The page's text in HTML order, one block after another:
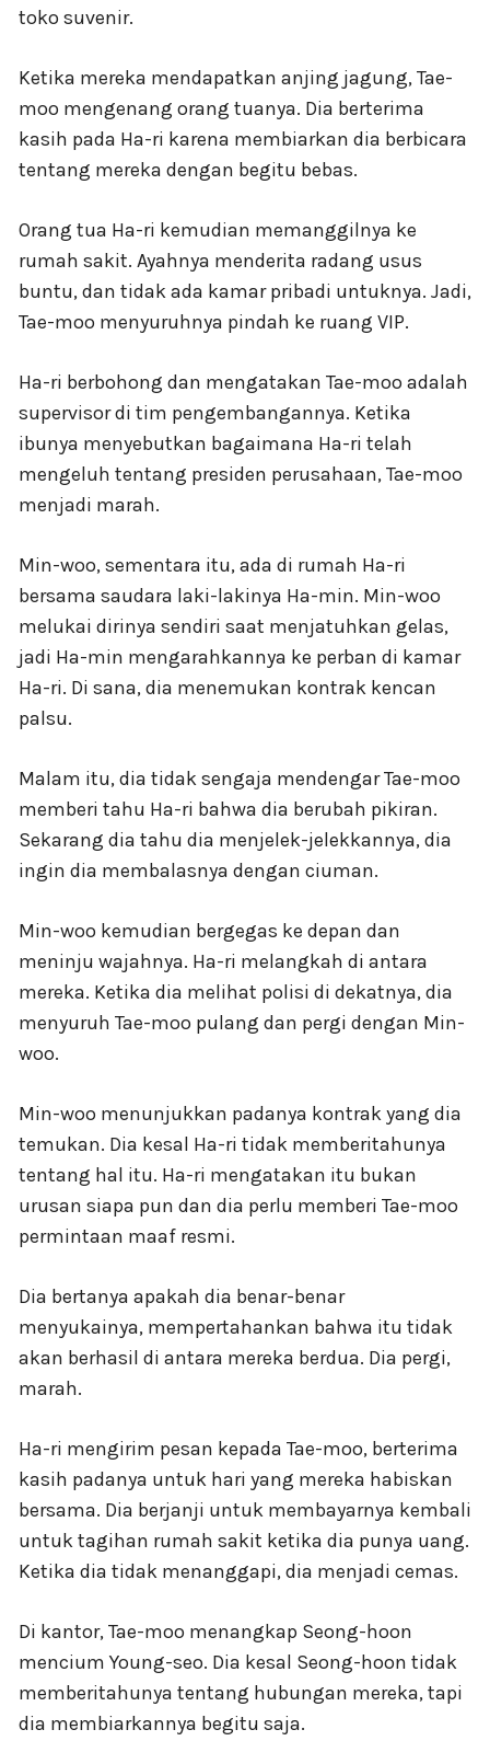
toko suvenir.
Ketika mereka mendapatkan anjing jagung, Tae-
moo mengenang orang tuanya. Dia berterima
kasih pada Ha-ri karena membiarkan dia berbicara
tentang mereka dengan begitu bebas.
Orang tua Ha-ri kemudian memanggilnya ke
rumah sakit. Ayahnya menderita radang usus
buntu, dan tidak ada kamar pribadi untuknya. Jadi,
Tae-moo menyuruhnya pindah ke ruang VIP.
Ha-ri berbohong dan mengatakan Tae-moo adalah
supervisor di tim pengembangannya. Ketika
ibunya menyebutkan bagaimana Ha-ri telah
mengeluh tentang presiden perusahaan, Tae-moo
menjadi marah.
Min-woo, sementara itu, ada di rumah Ha-ri
bersama saudara laki-lakinya Ha-min. Min-woo
melukai dirinya sendiri saat menjatuhkan gelas,
jadi Ha-min mengarahkannya ke perban di kamar
Ha-ri. Di sana, dia menemukan kontrak kencan
palsu.
Malam itu, dia tidak sengaja mendengar Tae-moo
memberi tahu Ha-ri bahwa dia berubah pikiran.
Sekarang dia tahu dia menjelek-jelekkannya, dia
ingin dia membalasnya dengan ciuman.
Min-woo kemudian bergegas ke depan dan
meninju wajahnya. Ha-ri melangkah di antara
mereka. Ketika dia melihat polisi di dekatnya, dia
menyuruh Tae-moo pulang dan pergi dengan Min-
woo.
Min-woo menunjukkan padanya kontrak yang dia
temukan. Dia kesal Ha-ri tidak memberitahunya
tentang hal itu. Ha-ri mengatakan itu bukan
urusan siapa pun dan dia perlu memberi Tae-moo
permintaan maaf resmi.
Dia bertanya apakah dia benar-benar
menyukainya, mempertahankan bahwa itu tidak
akan berhasil di antara mereka berdua. Dia pergi,
marah.
Ha-ri mengirim pesan kepada Tae-moo, berterima
kasih padanya untuk hari yang mereka habiskan
bersama. Dia berjanji untuk membayarnya kembali
untuk tagihan rumah sakit ketika dia punya uang.
Ketika dia tidak menanggapi, dia menjadi cemas.
Di kantor, Tae-moo menangkap Seong-hoon
mencium Young-seo. Dia kesal Seong-hoon tidak
memberitahunya tentang hubungan mereka, tapi
dia membiarkannya begitu saja.